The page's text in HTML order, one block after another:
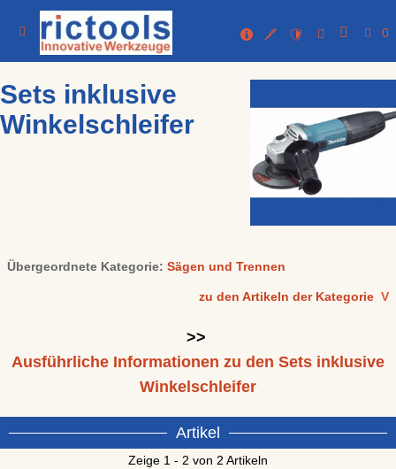
0
Sets inklusive
Winkelschleifer
Übergeordnete Kategorie: Sägen und Trennen
zu den Artikeln der Kategorie V
>>
Ausführliche Informationen zu den Sets inklusive
Winkelschleifer
Artikel
Zeige 1 - 2 von 2 Artikeln